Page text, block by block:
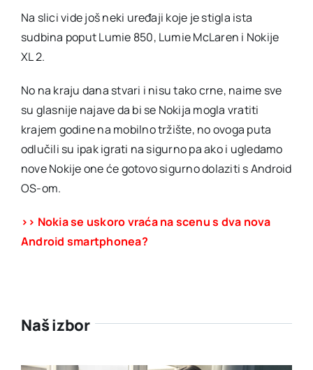
Na slici vide još neki uređaji koje je stigla ista
sudbina poput Lumie 850, Lumie McLaren i Nokije
XL 2.
No na kraju dana stvari i nisu tako crne, naime sve
su glasnije najave da bi se Nokija mogla vratiti
krajem godine na mobilno tržište, no ovoga puta
odlučili su ipak igrati na sigurno pa ako i ugledamo
nove Nokije one će gotovo sigurno dolaziti s Android
OS-om.
>> Nokia se uskoro vraća na scenu s dva nova
Android smartphonea?
Naš izbor